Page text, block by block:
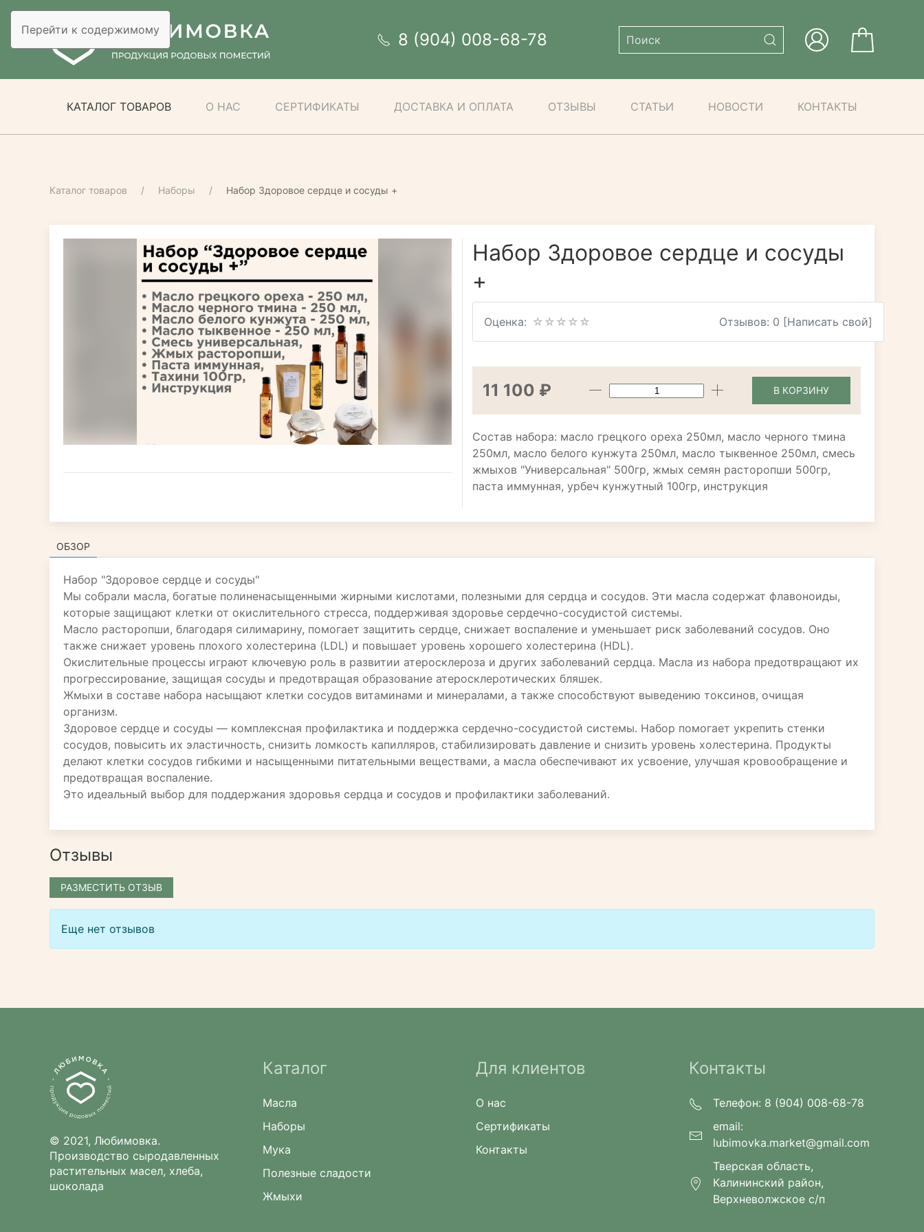
Перейти к содержимому 8 (904) 008-68-78
КАТАЛОГ ТОВАРОВ О НАС СЕРТИФИКАТЫ ДОСТАВКА И ОПЛАТА ОТЗЫВЫ СТАТЬИ НОВОСТИ КОНТАКТЫ
Каталог товаров Наборы Набор Здоровое сердце и сосуды +
Набор Здоровое сердце и сосуды
+
Оценка: Отзывов: 0 [Написать свой]
11 100 ₽ В КОРЗИНУ
Состав набора: масло грецкого ореха 250мл, масло черного тмина
250мл, масло белого кунжута 250мл, масло тыквенное 250мл, смесь
жмыхов "Универсальная" 500гр, жмых семян расторопши 500гр,
паста иммунная, урбеч кунжутный 100гр, инструкция
ОБЗОР
Набор "Здоровое сердце и сосуды"
Мы собрали масла, богатые полиненасыщенными жирными кислотами, полезными для сердца и сосудов. Эти масла содержат флавоноиды,
которые защищают клетки от окислительного стресса, поддерживая здоровье сердечно-сосудистой системы.
Масло расторопши, благодаря силимарину, помогает защитить сердце, снижает воспаление и уменьшает риск заболеваний сосудов. Оно
также снижает уровень плохого холестерина (LDL) и повышает уровень хорошего холестерина (HDL).
Окислительные процессы играют ключевую роль в развитии атеросклероза и других заболеваний сердца. Масла из набора предотвращают их
прогрессирование, защищая сосуды и предотвращая образование атеросклеротических бляшек.
Жмыхи в составе набора насыщают клетки сосудов витаминами и минералами, а также способствуют выведению токсинов, очищая
организм.
Здоровое сердце и сосуды — комплексная профилактика и поддержка сердечно-сосудистой системы. Набор помогает укрепить стенки
сосудов, повысить их эластичность, снизить ломкость капилляров, стабилизировать давление и снизить уровень холестерина. Продукты
делают клетки сосудов гибкими и насыщенными питательными веществами, а масла обеспечивают их усвоение, улучшая кровообращение и
предотвращая воспаление.
Это идеальный выбор для поддержания здоровья сердца и сосудов и профилактики заболеваний.
Отзывы
РАЗМЕСТИТЬ ОТЗЫВ
Еще нет отзывов
© 2021, Любимовка.
Производство сыродавленных
растительных масел, хлеба,
шоколада
Каталог
Масла
Наборы
Мука
Полезные сладости
Жмыхи
Для клиентов
О нас
Сертификаты
Контакты
Контакты
Телефон: 8 (904) 008-68-78
email:
lubimovka.market@gmail.com
Тверская область,
Калининский район,
Верхневолжское с/п